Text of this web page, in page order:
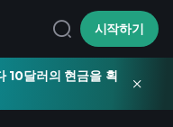
시작하기
10달러의 현금을 획